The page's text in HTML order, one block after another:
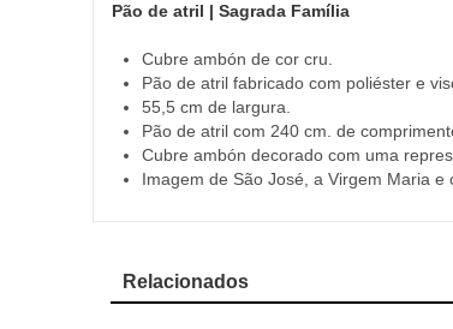
Pão de atril | Sagrada Família
Cubre ambón de cor cru.
Pão de atril fabricado com poliéster e
55,5 cm de largura.
Pão de atril com 240 cm. de
Cubre ambón decorado com uma
Imagem de São José, a Virgem Maria
Relacionados